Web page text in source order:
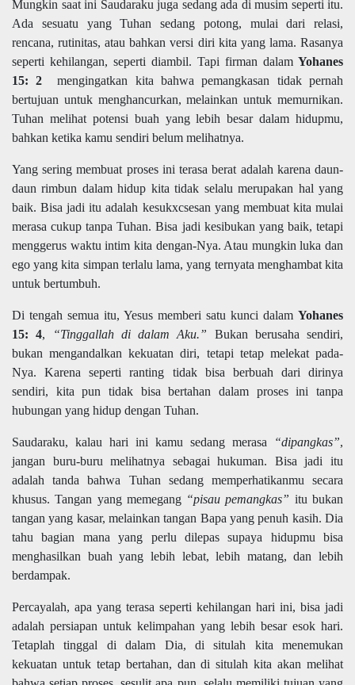
Mungkin saat ini Saudaraku juga sedang ada di musim seperti itu.
Ada sesuatu yang Tuhan sedang potong, mulai dari relasi,
rencana, rutinitas, atau bahkan versi diri kita yang lama. Rasanya
seperti kehilangan, seperti diambil. Tapi firman dalam Yohanes
15: 2 mengingatkan kita bahwa pemangkasan tidak pernah
bertujuan untuk menghancurkan, melainkan untuk memurnikan.
Tuhan melihat potensi buah yang lebih besar dalam hidupmu,
bahkan ketika kamu sendiri belum melihatnya.
Yang sering membuat proses ini terasa berat adalah karena daun-
daun rimbun dalam hidup kita tidak selalu merupakan hal yang
baik. Bisa jadi itu adalah kesukxcsesan yang membuat kita mulai
merasa cukup tanpa Tuhan. Bisa jadi kesibukan yang baik, tetapi
menggerus waktu intim kita dengan-Nya. Atau mungkin luka dan
ego yang kita simpan terlalu lama, yang ternyata menghambat kita
untuk bertumbuh.
Di tengah semua itu, Yesus memberi satu kunci dalam Yohanes
15: 4, “Tinggallah di dalam Aku.” Bukan berusaha sendiri,
bukan mengandalkan kekuatan diri, tetapi tetap melekat pada-
Nya. Karena seperti ranting tidak bisa berbuah dari dirinya
sendiri, kita pun tidak bisa bertahan dalam proses ini tanpa
hubungan yang hidup dengan Tuhan.
Saudaraku, kalau hari ini kamu sedang merasa “dipangkas”,
jangan buru-buru melihatnya sebagai hukuman. Bisa jadi itu
adalah tanda bahwa Tuhan sedang memperhatikanmu secara
khusus. Tangan yang memegang “pisau pemangkas” itu bukan
tangan yang kasar, melainkan tangan Bapa yang penuh kasih. Dia
tahu bagian mana yang perlu dilepas supaya hidupmu bisa
menghasilkan buah yang lebih lebat, lebih matang, dan lebih
berdampak.
Percayalah, apa yang terasa seperti kehilangan hari ini, bisa jadi
adalah persiapan untuk kelimpahan yang lebih besar esok hari.
Tetaplah tinggal di dalam Dia, di situlah kita menemukan
kekuatan untuk tetap bertahan, dan di situlah kita akan melihat